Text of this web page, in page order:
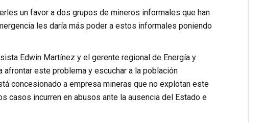
un favor a dos grupos de mineros informales que han
les daría más poder a estos informales poniendo
Edwin Martínez y el gerente regional de Energía y
este problema y escuchar a la población
concesionado a empresa mineras que no explotan este
casos incurren en abusos ante la ausencia del Estado e